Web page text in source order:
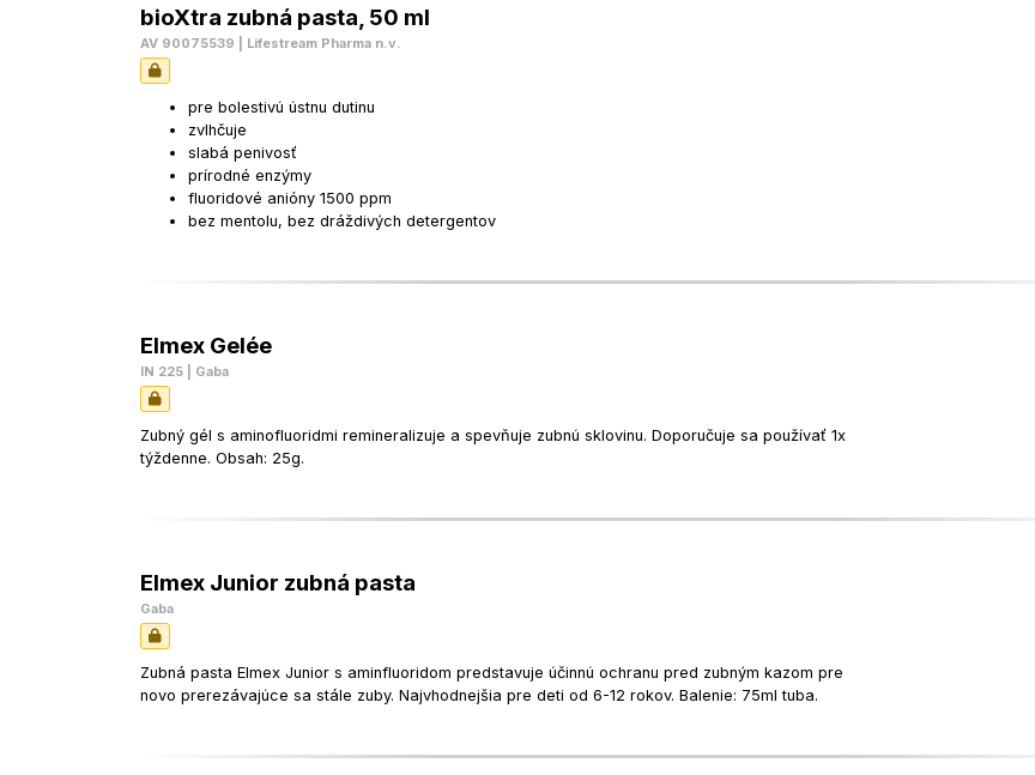
bioXtra zubná pasta, 50 ml
AV 90075539 | Lifestream Pharma n.v.
pre bolestivú ústnu dutinu
zvlhčuje
slabá penivosť
prírodné enzýmy
fluoridové anióny 1500 ppm
bez mentolu, bez dráždivých detergentov
Elmex Gelée
IN 225 | Gaba
Zubný gél s aminofluoridmi remineralizuje a spevňuje zubnú sklovinu. Doporučuje sa používať 1x
týždenne. Obsah: 25g.
Elmex Junior zubná pasta
Gaba
Zubná pasta Elmex Junior s aminfluoridom predstavuje účinnú ochranu pred zubným kazom pre
novo prerezávajúce sa stále zuby. Najvhodnejšia pre deti od 6-12 rokov. Balenie: 75ml tuba.